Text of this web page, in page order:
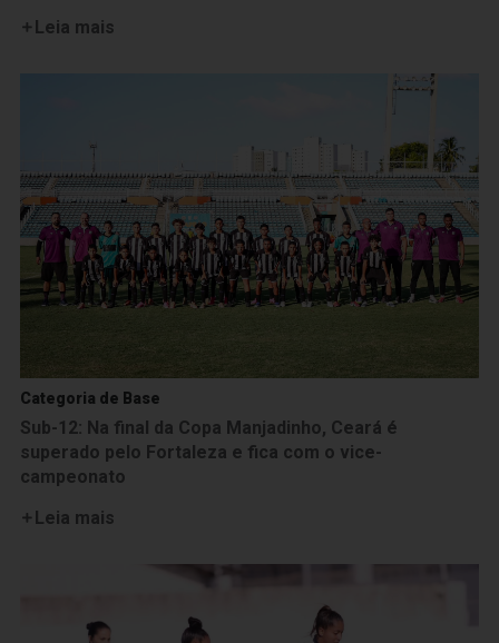
Leia mais
Categoria de Base
Sub-12: Na final da Copa Manjadinho, Ceará é
superado pelo Fortaleza e fica com o vice-
campeonato
Leia mais